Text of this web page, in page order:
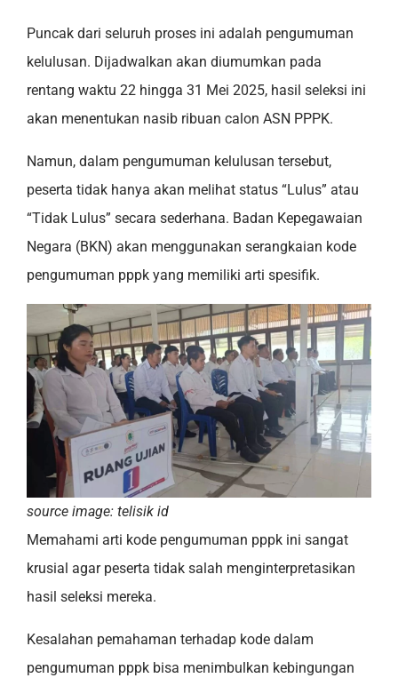
Puncak dari seluruh proses ini adalah pengumuman
kelulusan. Dijadwalkan akan diumumkan pada
rentang waktu 22 hingga 31 Mei 2025, hasil seleksi ini
akan menentukan nasib ribuan calon ASN PPPK.
Namun, dalam pengumuman kelulusan tersebut,
peserta tidak hanya akan melihat status “Lulus” atau
“Tidak Lulus” secara sederhana. Badan Kepegawaian
Negara (BKN) akan menggunakan serangkaian kode
pengumuman pppk yang memiliki arti spesifik.
source image: telisik id
Memahami arti kode pengumuman pppk ini sangat
krusial agar peserta tidak salah menginterpretasikan
hasil seleksi mereka.
Kesalahan pemahaman terhadap kode dalam
pengumuman pppk bisa menimbulkan kebingungan